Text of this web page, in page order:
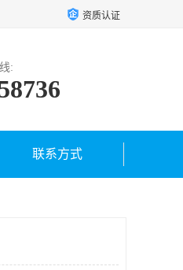
资质认证
:
联系方式